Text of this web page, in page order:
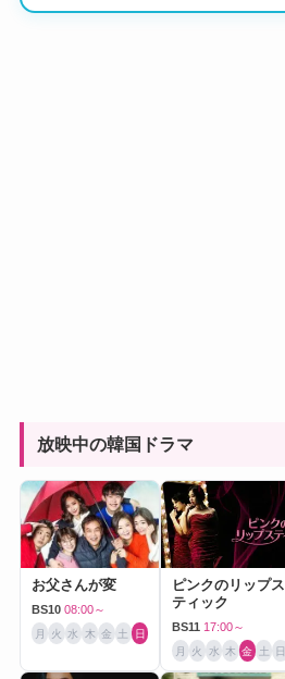
放映中の韓国ドラマ
お父さんが変
BS10 08:00～
月 火 水 木 金 土 日
ピンクのリップス
ティック
BS11 17:00～
月 火 水 木 金 土 日